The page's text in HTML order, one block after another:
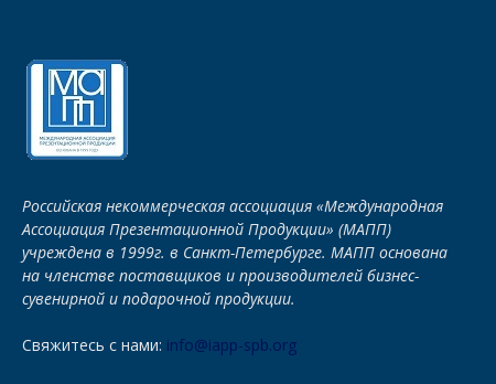
Российская некоммерческая ассоциация «Международная
Ассоциация Презентационной Продукции» (МАПП)
учреждена в 1999г. в Санкт-Петербурге. МАПП основана
на членстве поставщиков и производителей бизнес-
сувенирной и подарочной продукции.
Свяжитесь с нами: info@iapp-spb.org